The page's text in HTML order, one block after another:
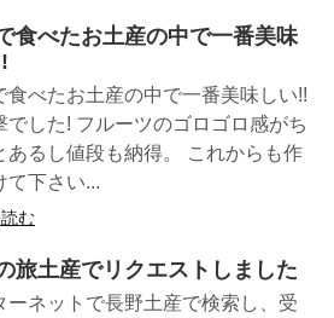
食べたお土産の中で一番美味
食べたお土産の中で一番美味しい!!
でした! フルーツのゴロゴロ感がち
あるし値段も納得。 これからも作
て下さい...
む
旅土産でリクエストしました
ーネットで長野土産で検索し、受